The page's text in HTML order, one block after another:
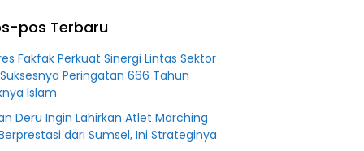
Jadi
Fiktif
M PT
Diduga
Fiktifkan
Lahan Petani
Plasma Desa
Aringin
pos Terbaru
Fakfak Perkuat Sinergi Lintas Sektor
Peringatan 666 Tahun
Islam
Deru Ingin Lahirkan Atlet Marching
dari Sumsel, Ini Strateginya